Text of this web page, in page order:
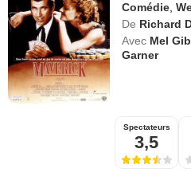
Comédie ,
De Richard
Avec Mel
Garner
Spectateurs
3,5